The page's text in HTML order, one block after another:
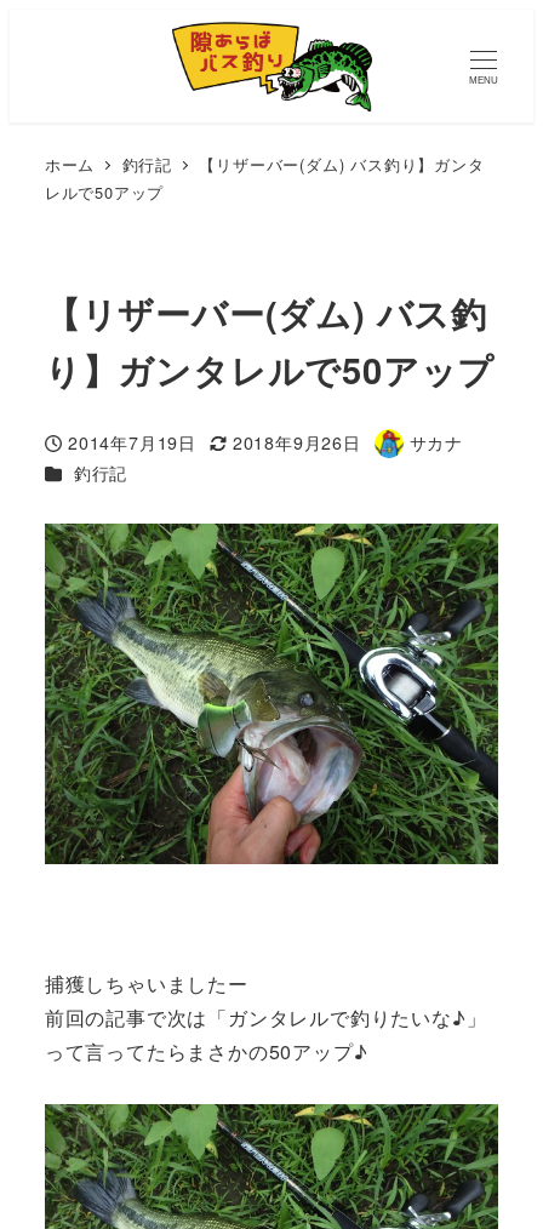
MENU
ホーム 釣行記
【リザーバー(ダム) バス釣り】ガンタ
レルで50アップ
【リザーバー(ダム) バス釣
り】ガンタレルで50アップ
投稿日
2014年7月19日
更新日
2018年9月26日
著
サカナ
カテゴリー
釣行記
捕獲しちゃいましたー
前回の記事で次は「ガンタレルで釣りたいな♪」
って言ってたらまさかの50アップ♪